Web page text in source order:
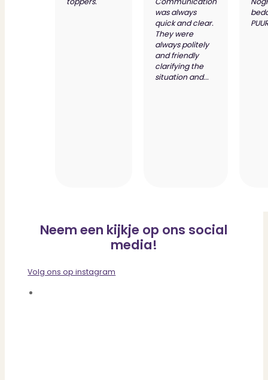
was always
quick and clear.
They were
always politely
and friendly
clarifying the
situation and...
Neem een kijkje op ons social
media!
Volg ons op instagram